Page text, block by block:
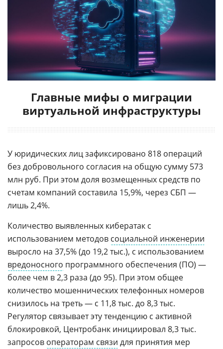
Главные мифы о миграции
виртуальной инфраструктуры
У юридических лиц зафиксировано 818 операций
без добровольного согласия на общую сумму 573
млн руб. При этом доля возмещенных средств по
счетам компаний составила 15,9%, через СБП —
лишь 2,4%.
Количество выявленных кибератак с
использованием методов социальной инженерии
выросло на 37,5% (до 19,2 тыс.), с использованием
вредоносного программного обеспечения (ПО) —
более чем в 2,3 раза (до 95). При этом общее
количество мошеннических телефонных номеров
снизилось на треть — с 11,8 тыс. до 8,3 тыс.
Регулятор связывает эту тенденцию с активной
блокировкой, Центробанк инициировал 8,3 тыс.
запросов операторам связи для принятия мер